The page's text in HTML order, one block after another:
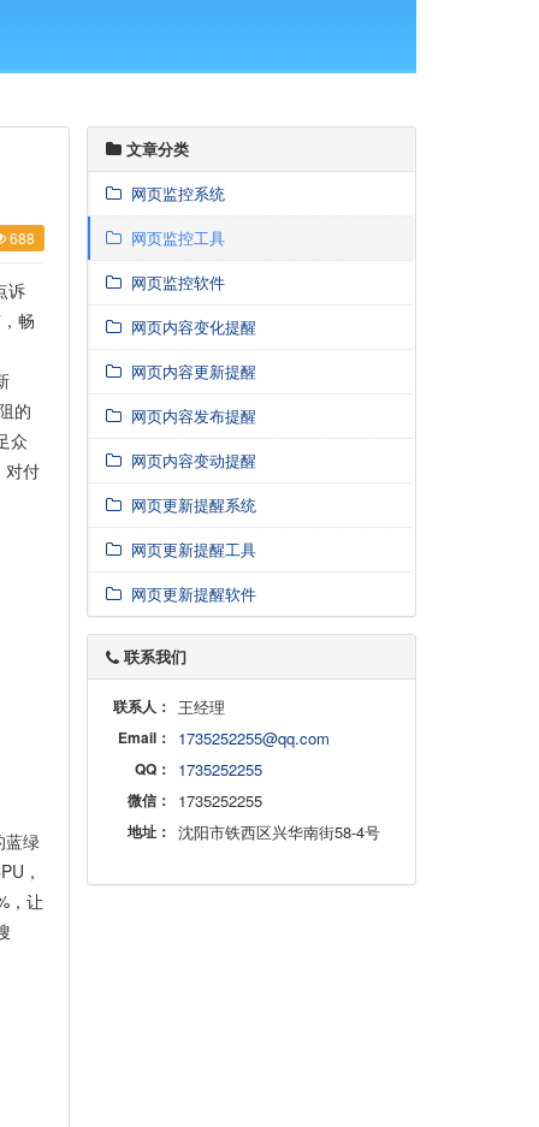
688
诉
畅
的
众
对付
蓝绿
，
，让
文章分类
网页监控系统
网页监控工具
网页监控软件
网页内容变化提醒
网页内容更新提醒
网页内容发布提醒
网页内容变动提醒
网页更新提醒系统
网页更新提醒工具
网页更新提醒软件
联系我们
联系人： 王经理
Email： 1735252255@qq.com
QQ： 1735252255
微信： 1735252255
地址： 沈阳市铁西区兴华南街58-4号